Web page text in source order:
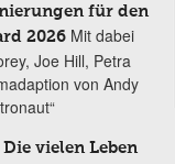
für den
2026 Mit dabei
Joe Hill, Petra
von Andy
Die vielen Leben